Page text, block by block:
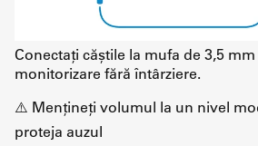
Conectați căștile la mufa de 3,5
monitorizare fără întârziere.
⚠️ Mențineți volumul la un nivel
proteja auzul